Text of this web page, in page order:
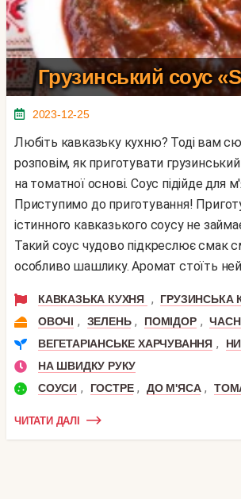
Грузинський соус
2023-12-25
Любіть кавказьку кухню? Тоді вам сюди! сьогодні
розповім, як приготувати
на томатної основі. Соус підійде для
Приступимо до приготування!
істинного кавказького соусу не
Такий соус чудово підкреслює смак
особливо шашлику. Аромат стоїть
КАВКАЗЬКА КУХНЯ ,
ГРУЗИНСЬКА
ОВОЧІ , ЗЕЛЕНЬ , ПОМІДОР ,
ВЕГЕТАРІАНСЬКЕ ХАРЧУВАННЯ ,
НА ШВИДКУ РУКУ
СОУСИ , ГОСТРЕ , ДО М'ЯСА ,
ЧИТАТИ ДАЛІ